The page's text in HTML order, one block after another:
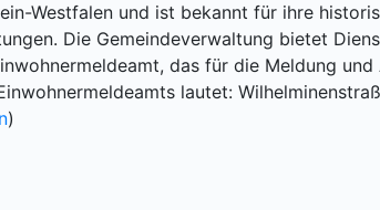
Westfalen und ist bekannt für ihre
Die Gemeindeverwaltung bietet
das für die Meldung
lautet:
)